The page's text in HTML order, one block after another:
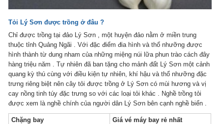
Tỏi Lý Sơn được trồng ở đâu ?
Chỉ được trồng tại đảo Lý Sơn , một huyện đảo nằm ở miền trung
thuộc tỉnh Quảng Ngãi . Với đặc điểm đia hình và thổ nhưỡng được
hình thành từ dung nham của những miệng núi lữa phun trào cách đây
hàng triệu năm . Tự nhiên đã ban tặng cho mảnh đất Lý Sơn một cảnh
quang kỳ thú cùng với điều kiện tự nhiên, khí hậu và thổ nhưỡng đặc
trưng riêng biệt nên cây tỏi được trồng ở Lý Sơn có mùi hương và vị
cay nồng tinh túy đặc trưng so với các loại tỏi khác . Nghề trồng tỏi
được xem là nghề chính của người dân Lý Sơn bên cạnh nghề biển .
Chặng bay Giá vé máy bay rẻ nhất